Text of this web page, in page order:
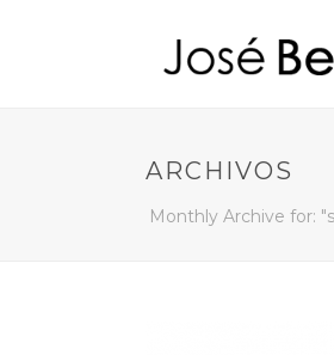
ARCHIVOS
Monthly Archive for: